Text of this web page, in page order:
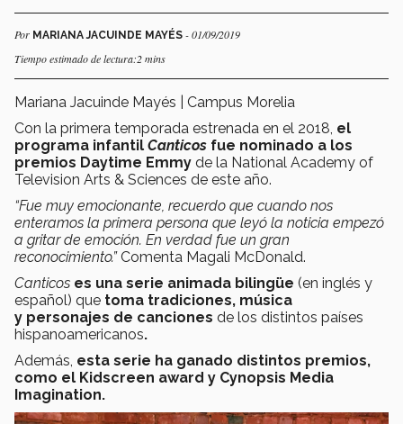
Por MARIANA JACUINDE MAYÉS - 01/09/2019
Tiempo estimado de lectura:2 mins
Mariana Jacuinde Mayés | Campus Morelia
Con la primera temporada estrenada en el 2018, el
programa infantil Canticos fue nominado a los
premios Daytime Emmy de la National Academy of
Television Arts & Sciences de este año.
“Fue muy emocionante, recuerdo que cuando nos
enteramos la primera persona que leyó la noticia empezó
a gritar de emoción. En verdad fue un gran
reconocimiento.”Comenta Magali McDonald.
Canticos es una serie animada bilingüe (en inglés y
español) que toma tradiciones, música
y personajes de canciones de los distintos países
hispanoamericanos.
Además, esta serie ha ganado distintos premios,
como el Kidscreen award y Cynopsis Media
Imagination.